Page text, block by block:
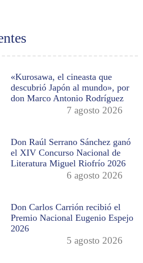
«Kurosawa, el cineasta que
descubrió Japón al mundo», por
don Marco Antonio Rodríguez
7 agosto 2026
Don Raúl Serrano Sánchez ganó
el XIV Concurso Nacional de
Literatura Miguel Riofrío 2026
6 agosto 2026
Don Carlos Carrión recibió el
Premio Nacional Eugenio Espejo
2026
5 agosto 2026